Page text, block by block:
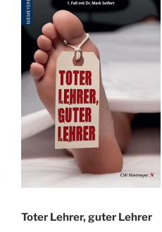
Toter Lehrer, guter Lehrer